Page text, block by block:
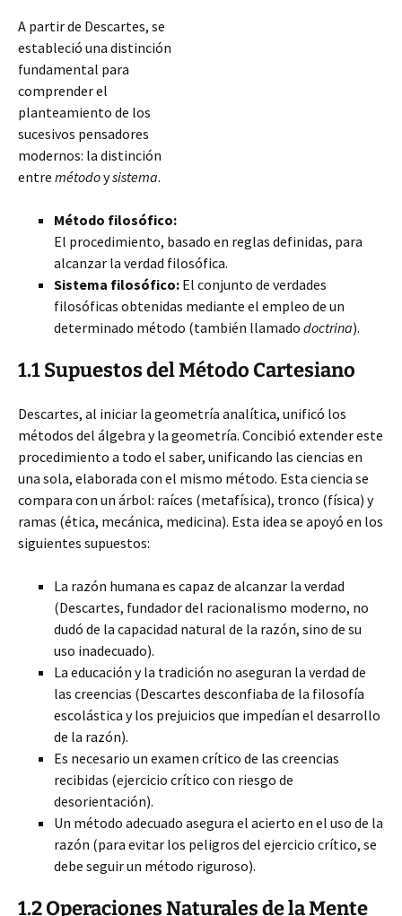
A partir de Descartes, se
estableció una distinción
fundamental para
comprender el
planteamiento de los
sucesivos pensadores
modernos: la distinción
entre métodoysistema.
Método filosófico:
El procedimiento, basado en reglas definidas, para
alcanzar la verdad filosófica.
Sistema filosófico: El conjunto de verdades
filosóficas obtenidas mediante el empleo de un
determinado método (también llamado doctrina).
1.1 Supuestos del Método Cartesiano
Descartes, al iniciar la geometría analítica, unificó los
métodos del álgebra y la geometría. Concibió extender este
procedimiento a todo el saber, unificando las ciencias en
una sola, elaborada con el mismo método. Esta ciencia se
compara con un árbol: raíces (metafísica), tronco (física) y
ramas (ética, mecánica, medicina). Esta idea se apoyó en los
siguientes supuestos:
La razón humana es capaz de alcanzar la verdad
(Descartes, fundador del racionalismo moderno, no
dudó de la capacidad natural de la razón, sino de su
uso inadecuado).
La educación y la tradición no aseguran la verdad de
las creencias (Descartes desconfiaba de la filosofía
escolástica y los prejuicios que impedían el desarrollo
de la razón).
Es necesario un examen crítico de las creencias
recibidas (ejercicio crítico con riesgo de
desorientación).
Un método adecuado asegura el acierto en el uso de la
razón (para evitar los peligros del ejercicio crítico, se
debe seguir un método riguroso).
1.2 Operaciones Naturales de la Mente